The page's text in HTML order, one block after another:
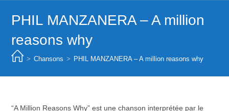
PHIL MANZANERA – A million
reasons why
> Chansons > PHIL MANZANERA – A million reasons why
“A Million Reasons Why” est une chanson interprétée par le